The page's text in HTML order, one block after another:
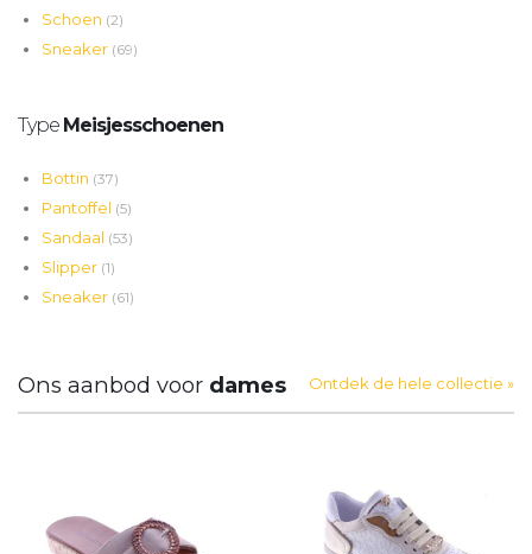
Schoen (2)
Sneaker (69)
Type Meisjesschoenen
Bottin (37)
Pantoffel (5)
Sandaal (53)
Slipper (1)
Sneaker (61)
Ons aanbod voor dames Ontdek de hele collectie »